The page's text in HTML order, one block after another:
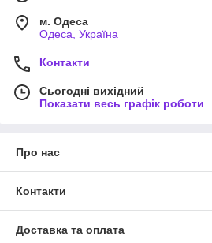
м. Одеса
Одеса, Україна
Контакти
Сьогодні вихідний
Показати весь графік роботи
Про нас
Контакти
Доставка та оплата